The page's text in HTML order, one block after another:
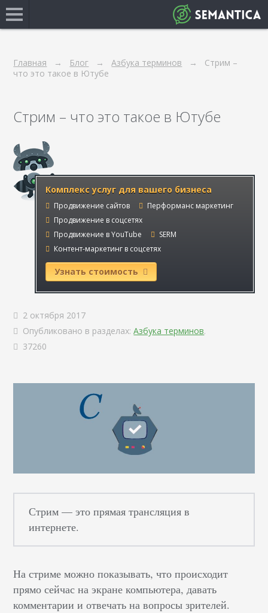
Главная Блог Азбука терминов
Стрим –
что это такое в Ютубе
Стрим – что это такое в Ютубе
Комплекс услуг для вашего бизнеса
Продвижение сайтов
Перформанс маркетинг
Продвижение в соцсетях
Продвижение в YouTube
SERM
Контент-маркетинг в соцсетях
Узнать стоимость
2 октября 2017
Опубликовано в разделах: Азбука терминов.
37260
Стрим — это прямая трансляция в
интернете.
На стриме можно показывать, что происходит
прямо сейчас на экране компьютера, давать
комментарии и отвечать на вопросы зрителей.